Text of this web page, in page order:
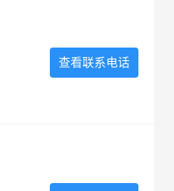
查看联系电话